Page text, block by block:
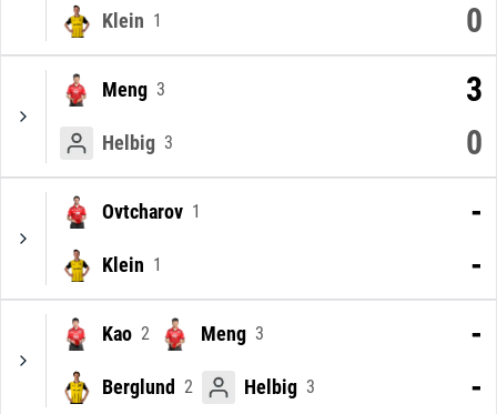
Klein 1 0
Meng 3 3
Helbig 3 0
Ovtcharov 1 -
Klein 1 -
Kao 2 Meng 3 -
Berglund 2 Helbig 3 -